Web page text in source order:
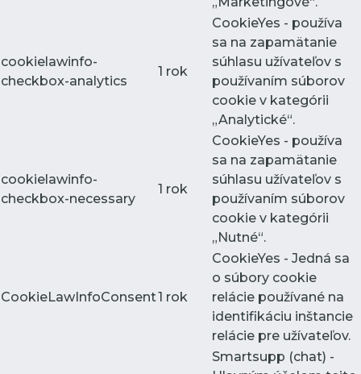
cookielawinfo-
checkbox-analytics
1 rok
CookieYes - používa
sa na zapamätanie
súhlasu užívateľov s
používaním súborov
cookie v kategórii
„Analytické“.
cookielawinfo-
checkbox-necessary
1 rok
CookieYes - používa
sa na zapamätanie
súhlasu užívateľov s
používaním súborov
cookie v kategórii
„Nutné“.
CookieLawInfoConsent1 rok
CookieYes - Jedná sa
o súbory cookie
relácie používané na
identifikáciu inštancie
relácie pre užívateľov.
Smartsupp (chat) -